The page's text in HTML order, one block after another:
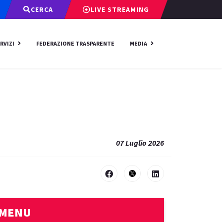
CERCA LIVE STREAMING
FEDERAZIONE TRASPARENTE MEDIA
07 Luglio 2026